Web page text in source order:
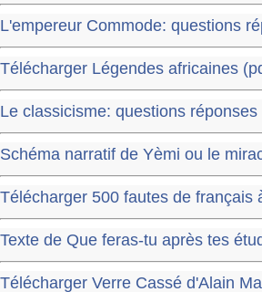
L'empereur Commode: questions
Télécharger Légendes africaines
Le classicisme: questions réponses
Schéma narratif de Yèmi ou le
Télécharger 500 fautes de français
Texte de Que feras-tu après tes
Télécharger Verre Cassé d'Alain